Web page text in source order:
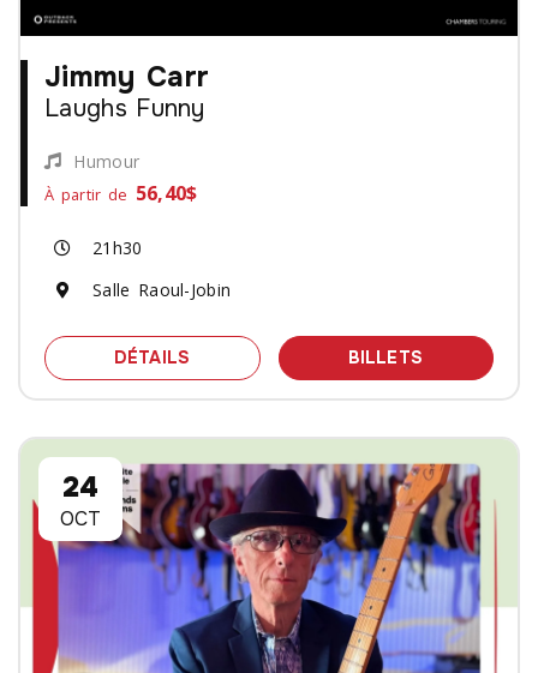
Jimmy Carr
Laughs Funny
Humour
À partir de 56,40$
21h30
Salle Raoul-Jobin
DÉTAILS SPECTACLE JIMMY CARR - LAUGHS
BILLETS DES
24
OCT